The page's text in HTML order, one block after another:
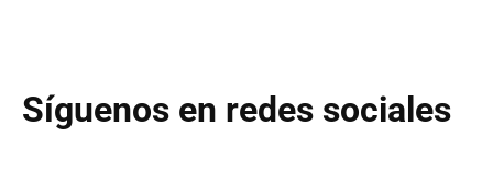
Síguenos en redes sociales